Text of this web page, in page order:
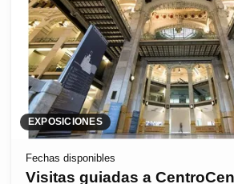
EXPOSICIONES
Fechas disponibles
Visitas guiadas a